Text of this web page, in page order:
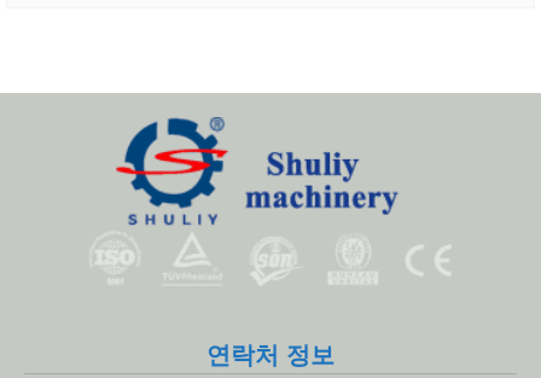
연락처 정보